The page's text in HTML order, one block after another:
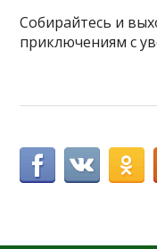
Собирайтесь и
приключениям с